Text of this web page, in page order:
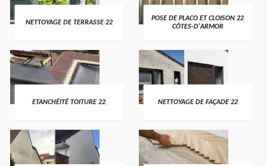
NETTOYAGE DE TERRASSE 22
POSE DE PLACO ET CLOISON 22
CÔTES-D'ARMOR
ETANCHÉITÉ TOITURE 22 NETTOYAGE DE FAÇADE 22